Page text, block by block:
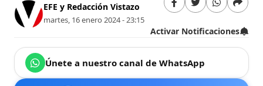
EFE y Redacción Vistazo
martes, 16 enero 2024 - 23:15
Activar Notificaciones
Únete a nuestro canal de WhatsApp